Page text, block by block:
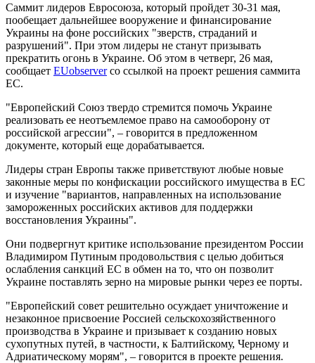
Саммит лидеров Евросоюза, который пройдет 30-31 мая,
пообещает дальнейшее вооружение и финансирование
Украины на фоне российских "зверств, страданий и
разрушений". При этом лидеры не станут призывать
прекратить огонь в Украине. Об этом в четверг, 26 мая,
сообщает EUobserverсо ссылкой на проект решения саммита
ЕС.
"Европейский Союз твердо стремится помочь Украине
реализовать ее неотъемлемое право на самооборону от
российской агрессии", – говорится в предложенном
документе, который еще дорабатывается.
Лидеры стран Европы также приветствуют любые новые
законные меры по конфискации российского имущества в ЕС
и изучение "вариантов, направленных на использование
замороженных российских активов для поддержки
восстановления Украины".
Они подвергнут критике использование президентом России
Владимиром Путиным продовольствия с целью добиться
ослабления санкций ЕС в обмен на то, что он позволит
Украине поставлять зерно на мировые рынки через ее порты.
"Европейский совет решительно осуждает уничтожение и
незаконное присвоение Россией сельскохозяйственного
производства в Украине и призывает к созданию новых
сухопутных путей, в частности, к Балтийскому, Черному и
Адриатическому морям", – говорится в проекте решения.